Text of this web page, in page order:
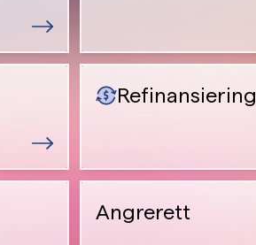
Refinansiering
Angrerett